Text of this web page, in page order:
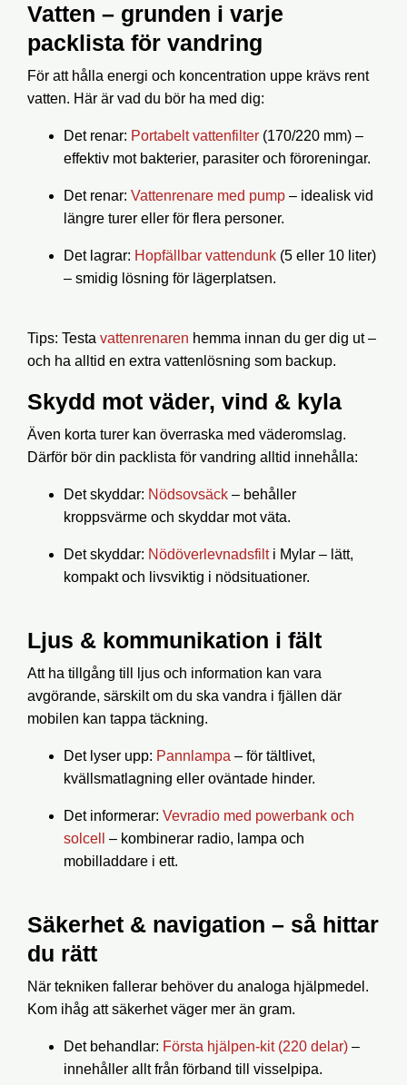
Vatten – grunden i varje
packlista för vandring
För att hålla energi och koncentration uppe krävs rent
vatten. Här är vad du bör ha med dig:
Det renar: Portabelt vattenfilter (170/220 mm) –
effektiv mot bakterier, parasiter och föroreningar.
Det renar: Vattenrenare med pump – idealisk vid
längre turer eller för flera personer.
Det lagrar: Hopfällbar vattendunk (5 eller 10 liter)
– smidig lösning för lägerplatsen.
Tips: Testa vattenrenaren hemma innan du ger dig ut –
och ha alltid en extra vattenlösning som backup.
Skydd mot väder, vind & kyla
Även korta turer kan överraska med väderomslag.
Därför bör din packlista för vandring alltid innehålla:
Det skyddar: Nödsovsäck – behåller
kroppsvärme och skyddar mot väta.
Det skyddar: Nödöverlevnadsfilti Mylar – lätt,
kompakt och livsviktig i nödsituationer.
Ljus & kommunikation i fält
Att ha tillgång till ljus och information kan vara
avgörande, särskilt om du ska vandra i fjällen där
mobilen kan tappa täckning.
Det lyser upp: Pannlampa – för tältlivet,
kvällsmatlagning eller oväntade hinder.
Det informerar: Vevradio med powerbank och
solcell
– kombinerar radio, lampa och
mobilladdare i ett.
Säkerhet & navigation – så hittar
du rätt
När tekniken fallerar behöver du analoga hjälpmedel.
Kom ihåg att säkerhet väger mer än gram.
Det behandlar: Första hjälpen-kit (220 delar) –
innehåller allt från förband till visselpipa.